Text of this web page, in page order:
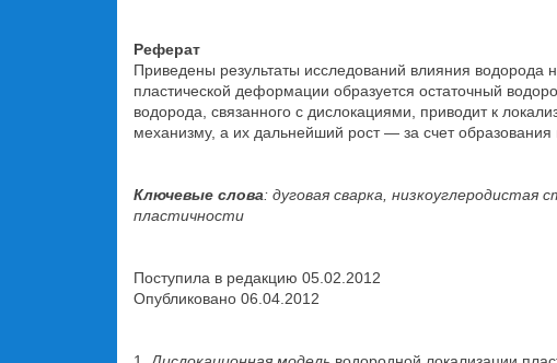
Реферат
Приведены результаты исследований влияния
пластической деформации образуется остаточный
водорода, связанного с дислокациями, приводит к
механизму, а их дальнейший рост — за счет
Ключевые слова: дуговая сварка,
пластичности
Поступила в редакцию 05.02.2012
Опубликовано 06.04.2012